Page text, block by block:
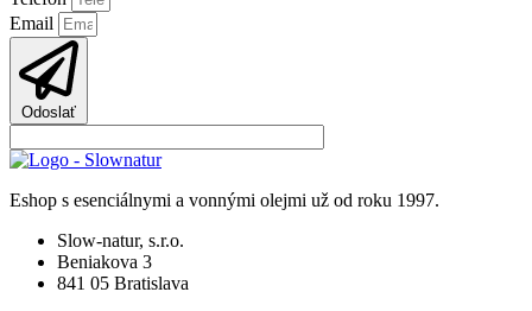
Email
Odoslať
Eshop s esenciálnymi a vonnými olejmi už od roku 1997.
Slow-natur, s.r.o.
Beniakova 3
841 05 Bratislava